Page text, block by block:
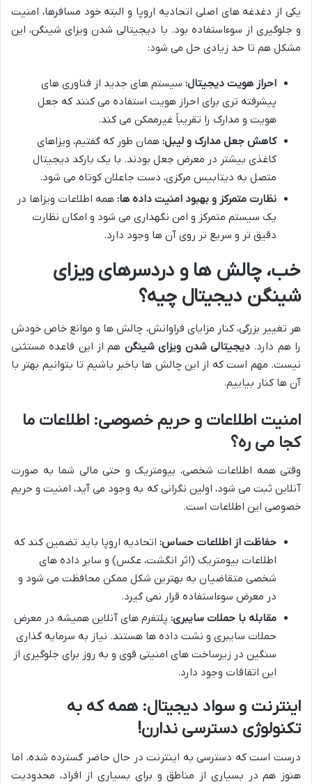
یکی از دغدغه های اصلی اتحادیه اروپا و البته خود مسافرها، امنیت
و جلوگیری از سوءاستفاده بود. با دیجیتالی شدن ویزای شینگن، این
مشکل هم تا حد زیادی حل می شود:
احراز هویت دیجیتال: سیستم های جدید از فناوری های
پیشرفته تری برای احراز هویت استفاده می کنند که جعل
هویت و مدارک را تقریباً غیرممکن می کند.
کاهش جعل مدارک و لیبل: همان طور که گفتیم، ویزاهای
کاغذی بیشتر در معرض جعل بودند. با یک بارکد دیجیتال
متصل به دیتابیس مرکزی، دست جاعلان کوتاه می شود.
نظارت متمرکز و بهبود امنیت داده ها: همه اطلاعات ویزاها در
یک سیستم متمرکز و امن نگهداری می شود و امکان نظارت
دقیق تر و سریع تر روی آن ها وجود دارد.
خب، چالش ها و دردسرهای ویزای
شینگن دیجیتال چیه؟
هر تغییر بزرگی، کنار مزایای فراوانش، چالش ها و موانع خاص خودش
را هم دارد.دیجیتالی شدن ویزای شینگن هم از این قاعده مستثنی
نیست. مهم است که از این چالش ها باخبر باشیم تا بتوانیم بهتر با
آن ها کنار بیاییم.
امنیت اطلاعات و حریم خصوصی: اطلاعات ما
کجا می ره؟
وقتی همه اطلاعات شخصی، بیومتریک و حتی مالی شما به صورت
آنلاین ثبت می شود، اولین نگرانی که به وجود می آید، امنیت و حریم
خصوصی این اطلاعات است.
حفاظت از اطلاعات حساس: اتحادیه اروپا باید تضمین کند که
اطلاعات بیومتریک (اثر انگشت، عکس) و سایر داده های
شخصی متقاضیان به بهترین شکل ممکن محافظت می شود و
در معرض سوءاستفاده قرار نمی گیرد.
مقابله با حملات سایبری: پلتفرم های آنلاین همیشه در معرض
حملات سایبری و نشت داده ها هستند. نیاز به سرمایه گذاری
سنگین در زیرساخت های امنیتی قوی و به روز برای جلوگیری از
این اتفاقات وجود دارد.
اینترنت و سواد دیجیتال: همه که به
تکنولوژی دسترسی ندارن!
درست است که دسترسی به اینترنت در حال حاضر گسترده شده، اما
هنوز هم در بسیاری از مناطق و برای بسیاری از افراد، محدودیت